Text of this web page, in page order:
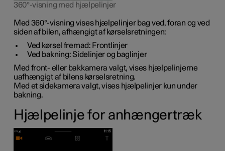
360°-visning med hjælpelinjer
Med 360°-visning vises hjælpelinjer bag ved, foran og ved
siden af bilen, afhængigt af kørselsretningen:
Ved kørsel fremad: Frontlinjer
Ved bakning: Sidelinjer og baglinjer
Med front- eller bakkamera valgt, vises hjælpelinjerne
uafhængigt af bilens kørselsretning.
Med et sidekamera valgt, vises hjælpelinjer kun under
bakning.
Hjælpelinje for anhængertræk